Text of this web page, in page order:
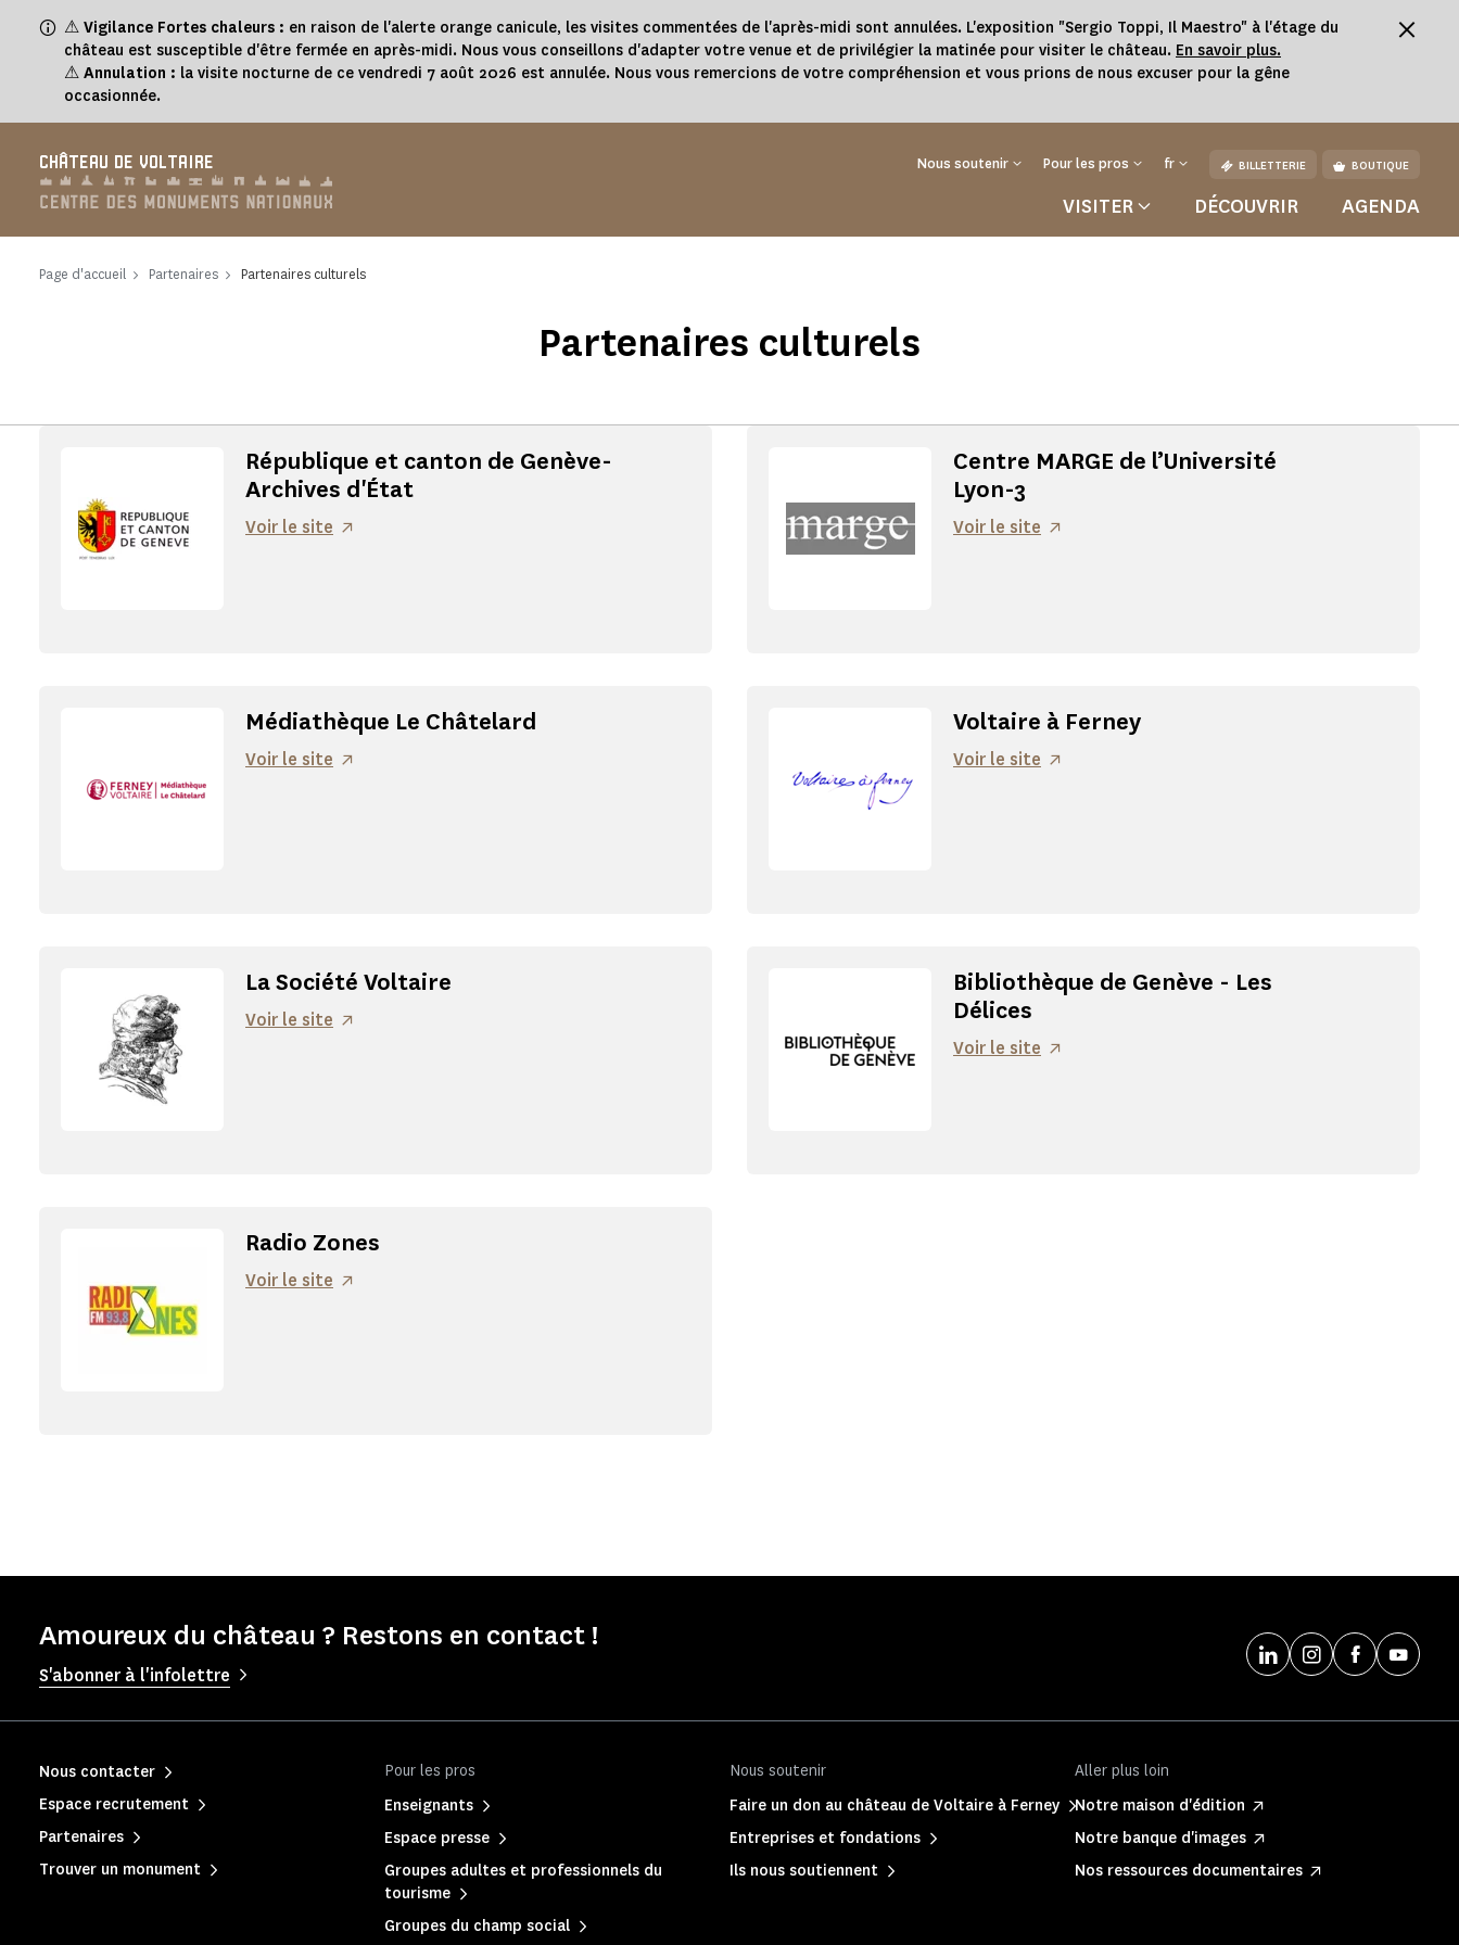
⚠ Vigilance Fortes chaleurs : en raison de l'alerte orange canicule, les visites commentées de l'après-midi sont annulées. L'exposition "Sergio Toppi, Il Maestro" à l'étage du
château est susceptible d'être fermée en après-midi. Nous vous conseillons d'adapter votre venue et de privilégier la matinée pour visiter le château. En savoir plus.
⚠ Annulation : la visite nocturne de ce vendredi 7 août 2026 est annulée. Nous vous remercions de votre compréhension et vous prions de nous excuser pour la gêne
occasionnée.
CHÂTEAU DE VOLTAIRE Nous soutenir Pour les pros fr BILLETTERIE BOUTIQUE
VISITER DÉCOUVRIR AGENDA
Page d'accueil Partenaires Partenaires culturels
Partenaires culturels
République et canton de Genève-
Archives d'État
Voir le site
Centre MARGE de l’Université
Lyon-3
Voir le site
Médiathèque Le Châtelard
Voir le site
Voltaire à Ferney
Voir le site
La Société Voltaire
Voir le site
Bibliothèque de Genève - Les
Délices
Voir le site
Radio Zones
Voir le site
Amoureux du château ? Restons en contact !
S'abonner à l'infolettre
Pour les pros
Enseignants
Espace presse
Groupes adultes et professionnels du
tourisme
Groupes du champ social
Nous soutenir
Faire un don au château de Voltaire à Ferney
Entreprises et fondations
Ils nous soutiennent
Aller plus loin
Notre maison d'édition
Notre banque d'images
Nos ressources documentaires
Nous contacter
Espace recrutement
Partenaires
Trouver un monument